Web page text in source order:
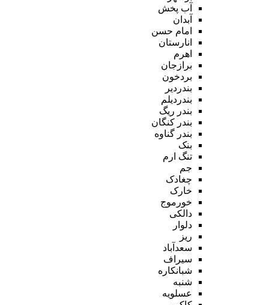
آب پخش
آبدان
امام حسن
انارستان
اهرم
برازجان
بردخون
بندردیر
بندردیلم
بندر ریگ
بندر کنگان
بندر گناوه
بنک
تنگ ارم
جم
چغادک
خارک
خورموج
دالکی
دلوار
ریز
سعدآباد
سیراف
شبانکاره
شنبه
عسلویه